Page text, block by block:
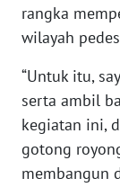
rangka
wilayah
“Untuk itu,
serta ambil
kegiatan ini,
gotong
membangun
NIAS
LANGKAT
WN
TAPANULI
SELATAN